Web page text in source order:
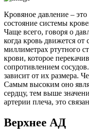
Кровяное давление –
состояние системы
Чаще всего, говоря о
когда кровь движется от
миллиметрах ртутного
крови, которое
сопротивлением
зависит от их размера.
Самым высоким оно
сердцу, тем выше
артерии плеча, это
Верхнее АД